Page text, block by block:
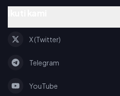
X (Twitter)
Telegram
YouTube